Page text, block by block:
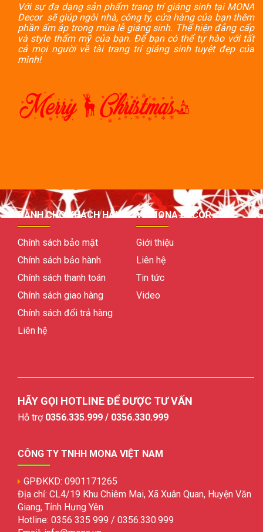
Với sự đa dạng sản phẩm trang trí giáng sinh tại MONA
Decor sẽ giúp ngôi nhà, công ty, cửa hàng của bạn thêm
phần ấm áp trong mùa lễ giáng sinh. Thể hiện đẳng cấp
và style thẩm mỹ của bạn. Để bạn có thể tự hào với tất
cả mọi người về tài trang trí giáng sinh tuyệt đẹp của
mình!
DÀNH CHO KHÁCH HÀNG
Chính sách bảo mật
Chính sách bảo hành
Chính sách thanh toán
Chính sách giao hàng
Chính sách đổi trả hàng
Liên hệ
VỀ MONA DECOR
Giới thiệu
Liên hệ
Tin tức
Video
HÃY GỌI HOTLINE ĐỂ ĐƯỢC TƯ VẤN
Hỗ trợ 0356.335.999 / 0356.330.999
CÔNG TY TNHH MONA VIỆT NAM
GPĐKKD: 0901171265
Địa chỉ: CL4/19 Khu Chiêm Mai, Xã Xuân Quan, Huyện Văn
Giang, Tỉnh Hưng Yên
Hotline: 0356 335 999 / 0356.330.999